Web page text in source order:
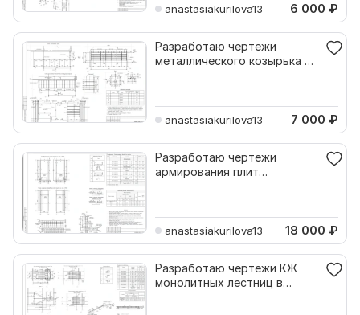
anastasiakurilova13 6 000 ₽
Разработаю чертежи
металлического козырька в
anastasiakurilova13 7 000 ₽
Разработаю чертежи
армирования плит
anastasiakurilova13 18 000 ₽
Разработаю чертежи КЖ
монолитных лестниц в